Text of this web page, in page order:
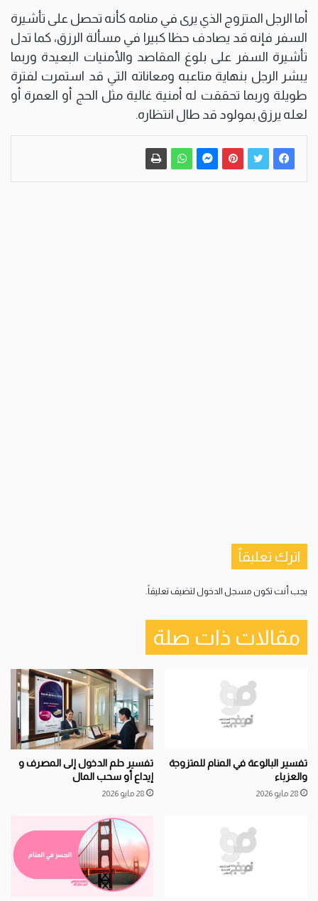
أما الرجل المتزوج الذي يرى في منامه كأنه تحصل على تأشيرة
السفر فإنه قد يصادف حظا كبيرا في مسألة الرزق، كما تدل
تأشيرة السفر على بلوغ المقاصد والأمنيات البعيدة وربما
يبشر الرجل بنهاية متاعبه ومعاناته التي قد استمرت لفترة
طويلة وربما تحققت له أمنية غالية مثل الحج أو العمرة أو
لعله يرزق بمولود قد طال انتظاره.
اترك تعليقاً
يجب أنت تكون مسجل الدخول لتضيف تعليقاً.
مقالات ذات صلة
تفسير البالوعة في المنام للمتزوجة
والعزباء
28 مايو 2026
تفسير حلم الدخول إلى المصرف و
إيداع أو سحب المال
28 مايو 2026